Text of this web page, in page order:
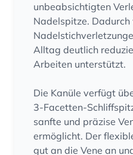
unbeabsichtigten
Nadelspitze.
Alltag deutlich
Arbeiten unterstützt.
Die Kanüle verfügt
3-Facetten-
sanfte und präzise
ermöglicht. Der
gut an die Vene an